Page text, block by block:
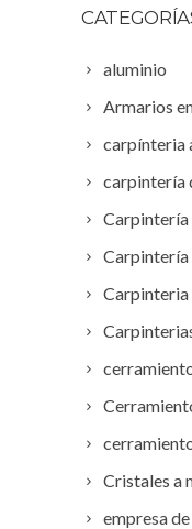
aluminio
Armarios
carpínteria
carpintería
Carpintería
Carpintería
Carpinteria
Cristales a
empresa